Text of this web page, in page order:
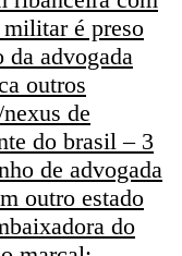
é preso
da advogada
outros
de
do brasil – 3
de advogada
outro estado
do